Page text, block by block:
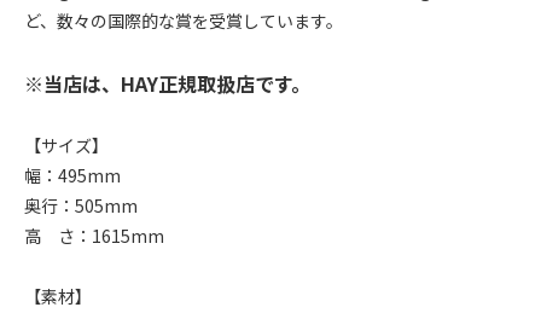
ど、数々の国際的な賞を受賞しています。
※当店は、HAY正規取扱店です。
【サイズ】
幅：495mm
奥行：505mm
高 さ：1615mm
【素材】